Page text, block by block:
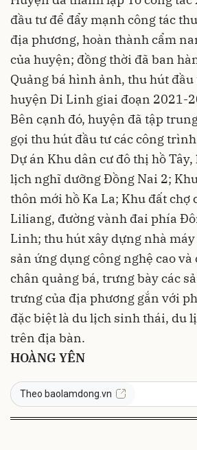
đầu tư để đẩy mạnh công tác
địa phương, hoàn thành cẩm
của huyện; đồng thời đã ban
Quảng bá hình ảnh, thu hút
huyện Di Linh giai đoạn 2021-
Bên cạnh đó, huyện đã tập
gọi thu hút đầu tư các công
Dự án Khu dân cư đô thị hồ
lịch nghĩ dưỡng Đồng Nai 2;
thôn mới hồ Ka La; Khu đất chợ
Liliang, đường vành đai phía
Linh; thu hút xây dựng nhà
sản ứng dụng công nghệ cao
chân quảng bá, trưng bày các
trưng của địa phương gắn với
đặc biệt là du lịch sinh thái, du
trên địa bàn.
HOÀNG YÊN
Theo baolamdong.vn